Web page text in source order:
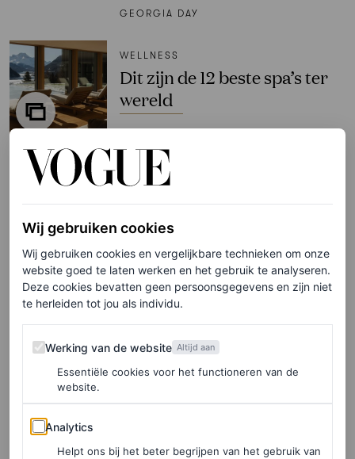
GEORGIA DAY
WELLNESS
Dit zijn de 12 beste spa’s ter
wereld
PARTNERSHIP
Deze nieuwe campagne
geschoten door
gerenommeerd fotograaf
Bastiaan Woudt is een piece
of art
WELLNESS
Need a reset? Dit zijn de
voor een ontspannen
Wij gebruiken cookies
Wij gebruiken cookies en vergelijkbare technieken om onze
website goed te laten werken en het gebruik te analyseren.
Deze cookies bevatten geen persoonsgegevens en zijn niet
te herleiden tot jou als individu.
Werking van de website
Werking van de website Altijd aan
Essentiële cookies voor het functioneren van de
website.
Analytics
Analytics
Helpt ons bij het beter begrijpen van het gebruik van